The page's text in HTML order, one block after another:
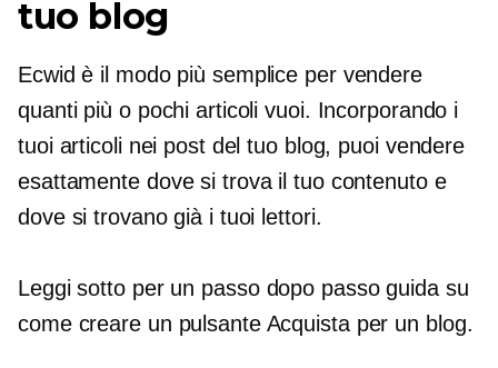
tuo blog
Ecwid è il modo più semplice per vendere
quanti più o pochi articoli vuoi. Incorporando i
tuoi articoli nei post del tuo blog, puoi vendere
esattamente dove si trova il tuo contenuto e
dove si trovano già i tuoi lettori.
Leggi sotto per un passo dopo passoguida su
come creare un pulsante Acquista per un blog.